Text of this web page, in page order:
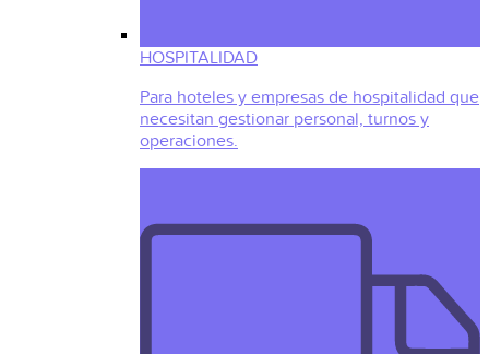
HOSPITALIDAD
Para hoteles y empresas de hospitalidad que
necesitan gestionar personal, turnos y
operaciones.